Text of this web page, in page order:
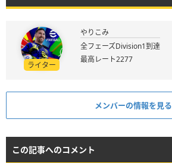
ライター
やりこみ
全フェーズDivision1到達
最高レート2277
メンバーの情報を見る
この記事へのコメント